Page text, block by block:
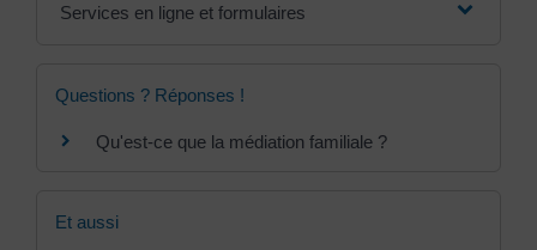
Services en ligne et formulaires
Questions ? Réponses !
Qu'est-ce que la médiation familiale ?
Et aussi